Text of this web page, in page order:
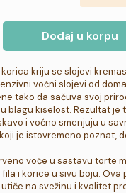
Dodaj u korpu
kriju se slojevi
voćni slojevi od
tako da sačuva svoj
blagu kiselost. Rezultat je
i voćno smenjuju u
je istovremeno poznat,
voće u sastavu torte
i korice u sivu boju. Ova
utiče na svežinu i kvalitet